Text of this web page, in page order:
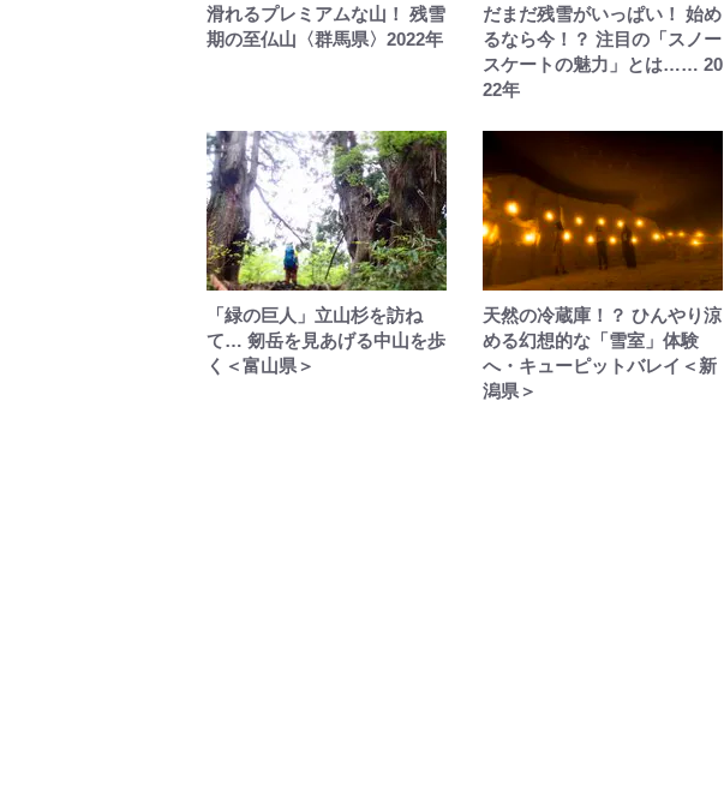
滑れるプレミアムな山！ 残雪
期の至仏山〈群馬県〉2022年
だまだ残雪がいっぱい！ 始め
るなら今！？ 注目の「スノー
スケートの魅力」とは…… 20
22年
「緑の巨人」立山杉を訪ね
て… 剱岳を見あげる中山を歩
く＜富山県＞
天然の冷蔵庫！？ ひんやり涼
める幻想的な「雪室」体験
へ・キューピットバレイ＜新
潟県＞